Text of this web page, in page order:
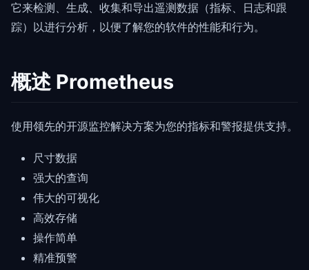
它来检测、生成、收集和导出遥测数据（指标、日志和跟
踪）以进行分析，以便了解您的软件的性能和行为。
概述 Prometheus
使用领先的开源监控解决方案为您的指标和警报提供支持。
尺寸数据
强大的查询
伟大的可视化
高效存储
操作简单
精准预警